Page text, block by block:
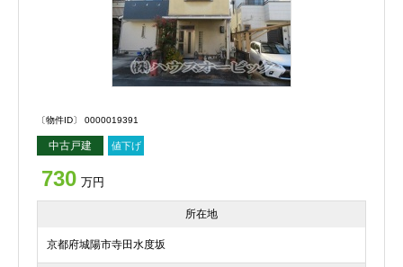
〔物件ID〕 0000019391
中古戸建 値下げ
730 万円
所在地
京都府城陽市寺田水度坂